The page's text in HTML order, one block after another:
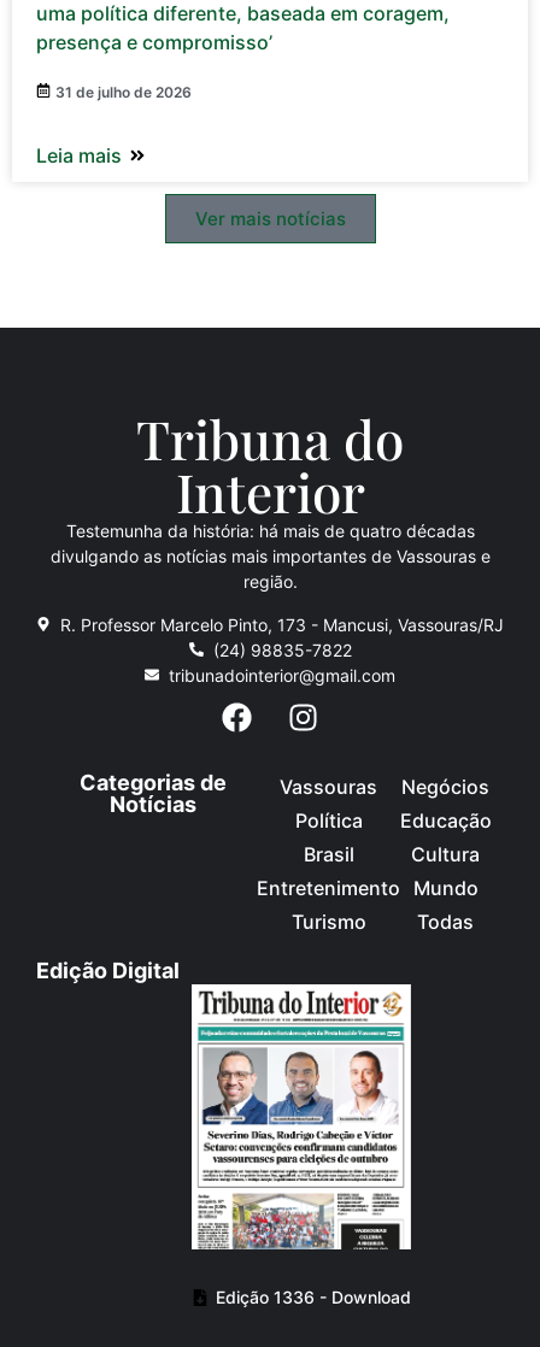
uma política diferente, baseada em coragem,
presença e compromisso’
31 de julho de 2026
Leia mais
Ver mais notícias
Tribuna do
Interior
Testemunha da história: há mais de quatro décadas
divulgando as notícias mais importantes de Vassouras e
região.
R. Professor Marcelo Pinto, 173 - Mancusi, Vassouras/RJ
(24) 98835-7822
tribunadointerior@gmail.com
Categorias de
Notícias
Vassouras
Política
Brasil
Entretenimento
Turismo
Negócios
Educação
Cultura
Mundo
Todas
Edição Digital
Edição 1336 - Download